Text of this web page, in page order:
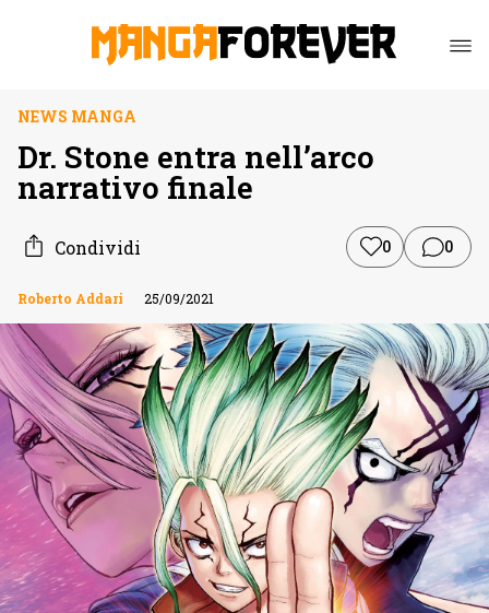
NEWS MANGA
Dr. Stone entra nell’arco
narrativo finale
Condividi 0 0
Roberto Addari 25/09/2021